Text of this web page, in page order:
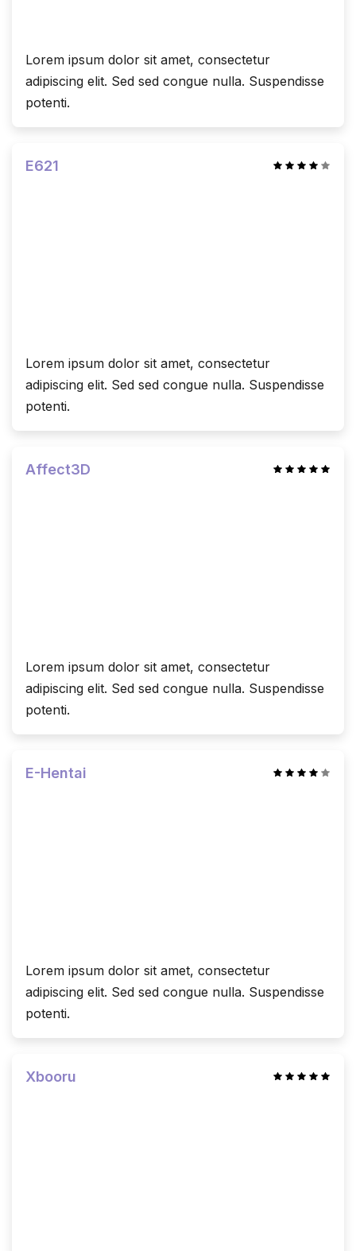
Lorem ipsum dolor sit amet, consectetur
adipiscing elit. Sed sed congue nulla. Suspendisse
potenti.
E621
Lorem ipsum dolor sit amet, consectetur
adipiscing elit. Sed sed congue nulla. Suspendisse
potenti.
Affect3D
Lorem ipsum dolor sit amet, consectetur
adipiscing elit. Sed sed congue nulla. Suspendisse
potenti.
E-Hentai
Lorem ipsum dolor sit amet, consectetur
adipiscing elit. Sed sed congue nulla. Suspendisse
potenti.
Xbooru